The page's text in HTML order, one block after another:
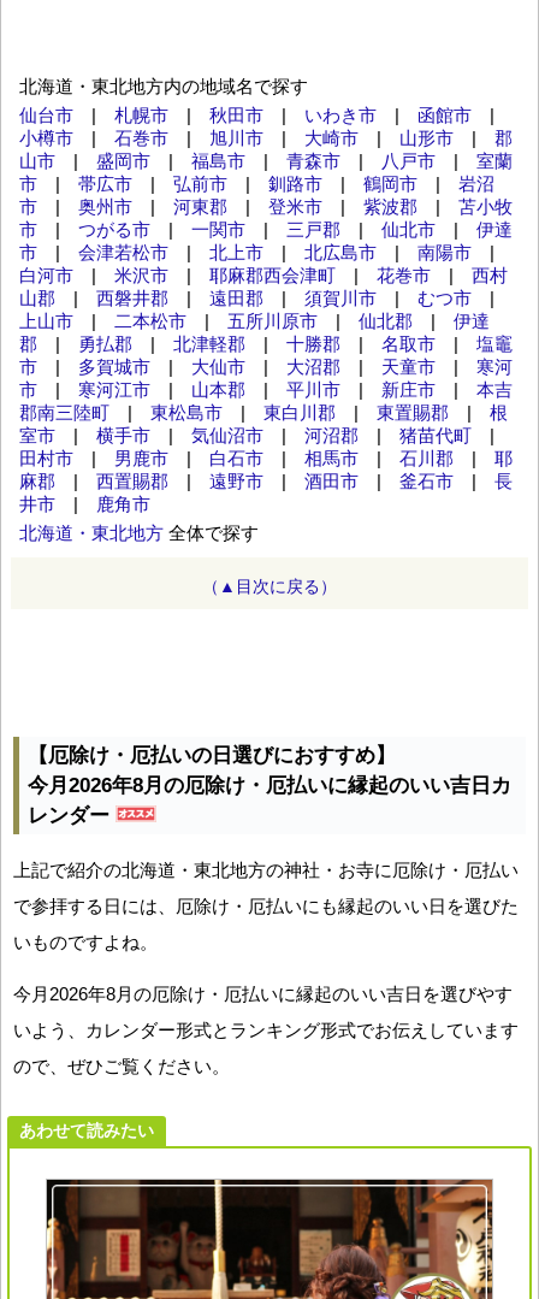
北海道・東北地方内の地域名で探す
仙台市 | 札幌市 | 秋田市 | いわき市 | 函館市 |
小樽市 | 石巻市 | 旭川市 | 大崎市 | 山形市 | 郡
山市 | 盛岡市 | 福島市 | 青森市 | 八戸市 | 室蘭
市 | 帯広市 | 弘前市 | 釧路市 | 鶴岡市 | 岩沼
市 | 奥州市 | 河東郡 | 登米市 | 紫波郡 | 苫小牧
市 | つがる市 | 一関市 | 三戸郡 | 仙北市 | 伊達
市 | 会津若松市 | 北上市 | 北広島市 | 南陽市 |
白河市 | 米沢市 | 耶麻郡西会津町 | 花巻市 | 西村
山郡 | 西磐井郡 | 遠田郡 | 須賀川市 | むつ市 |
上山市 | 二本松市 | 五所川原市 | 仙北郡 | 伊達
郡 | 勇払郡 | 北津軽郡 | 十勝郡 | 名取市 | 塩竈
市 | 多賀城市 | 大仙市 | 大沼郡 | 天童市 | 寒河
市 | 寒河江市 | 山本郡 | 平川市 | 新庄市 | 本吉
郡南三陸町 | 東松島市 | 東白川郡 | 東置賜郡 | 根
室市 | 横手市 | 気仙沼市 | 河沼郡 | 猪苗代町 |
田村市 | 男鹿市 | 白石市 | 相馬市 | 石川郡 | 耶
麻郡 | 西置賜郡 | 遠野市 | 酒田市 | 釜石市 | 長
井市 |
鹿角市
北海道・東北地方 全体で探す
（▲目次に戻る）
【厄除け・厄払いの日選びにおすすめ】
今月2026年8月の厄除け・厄払いに縁起のいい吉日カ
レンダー
上記で紹介の北海道・東北地方の神社・お寺に厄除け・厄払い
で参拝する日には、厄除け・厄払いにも縁起のいい日を選びた
いものですよね。
今月2026年8月の厄除け・厄払いに縁起のいい吉日を選びやす
いよう、カレンダー形式とランキング形式でお伝えしています
ので、ぜひご覧ください。
あわせて読みたい